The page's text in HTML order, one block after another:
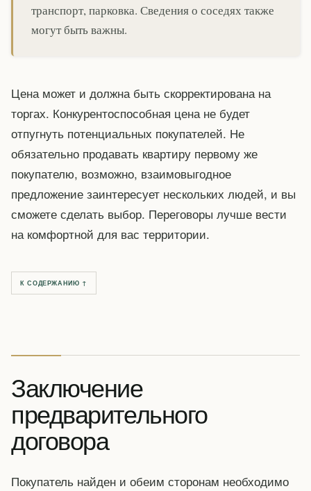
транспорт, парковка. Сведения о соседях также
могут быть важны.
Цена может и должна быть скорректирована на
торгах. Конкурентоспособная цена не будет
отпугнуть потенциальных покупателей. Не
обязательно продавать квартиру первому же
покупателю, возможно, взаимовыгодное
предложение заинтересует нескольких людей, и вы
сможете сделать выбор. Переговоры лучше вести
на комфортной для вас территории.
К СОДЕРЖАНИЮ ↑
Заключение
предварительного
договора
Покупатель найден и обеим сторонам необходимо